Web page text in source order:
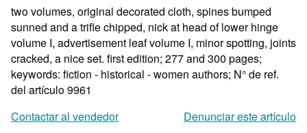
estrellas
two volumes, original decorated cloth, spines bumped
sunned and a trifle chipped, nick at head of lower hinge
volume I, advertisement leaf volume I, minor spotting, joints
cracked, a nice set. first edition; 277 and 300 pages;
keywords: fiction - historical - women authors; N° de ref.
del artículo 9961
Contactar al vendedor
Denunciar este artículo